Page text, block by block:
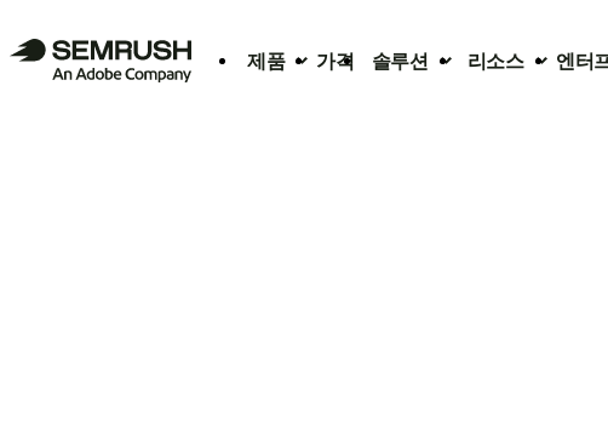
제품 가격 솔루션 리소스 엔터